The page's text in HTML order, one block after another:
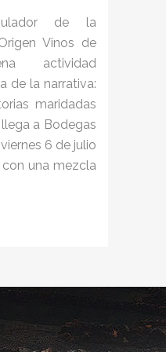
de la
Vinos de
actividad
de la narrativa:
maridadas
a Bodegas
6 de julio
una mezcla